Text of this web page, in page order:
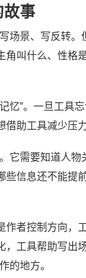
故事
场景、写反转
叫什么、性格
忆”。一旦工具
助工具减少压
它需要知道人
信息还不能提
者控制方向，
工具帮助写出
的地方。